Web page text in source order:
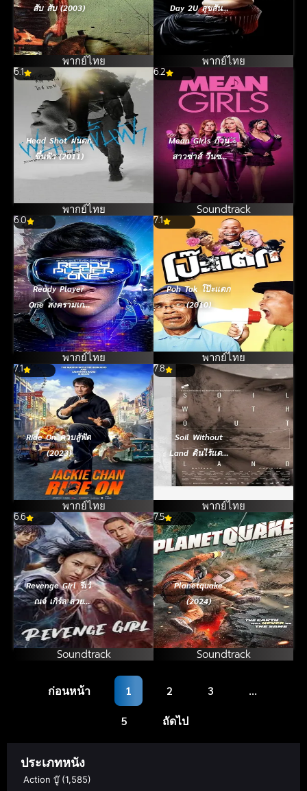
สับ สับ (2003)
พากย์ไทย
Day 2U สุขสันต์
วันตาย (2019)
พากย์ไทย
6.1
Head Shot ฝนตก
ขึ้นฟ้า (2011)
พากย์ไทย
6.2
Mean Girls ก๊วน
สาวซ่าส์ วีนซะ
ไม่มี (2024)
Soundtrack
6.0
Ready Player
One สงครามเกม
คนอัจฉริยะ
(2018)
พากย์ไทย
7.1
Poh Tak โป๊ะแตก
(2010)
พากย์ไทย
7.1
Ride On ควบสู้ฟัด
(2023)
พากย์ไทย
7.8
Soil Without
Land ดินไร้แดน
(2019)
พากย์ไทย
6.6
Revenge Girl รีเว้
ณจ์ เกิร์ล สวย
มรณะ (2022)
Soundtrack
7.5
Planetquake
(2024)
Soundtrack
ก่อนหน้า 1 2 3 …
5 ถัดไป
ประเภทหนัง
Action บู๊(1,585)